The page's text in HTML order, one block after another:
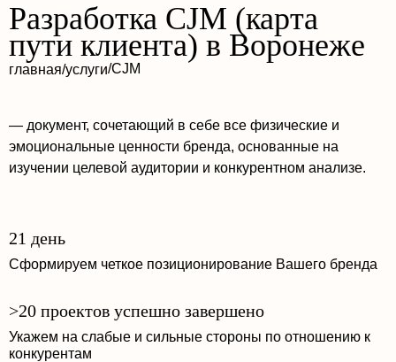
Разработка CJM (карта
пути клиента) в Воронеже
главная/услуги/CJM
— документ, сочетающий в себе все физические и
эмоциональные ценности бренда, основанные на
изучении целевой аудитории и конкурентном анализе.
21 день
Сформируем четкое позиционирование Вашего бренда
>20 проектов успешно завершено
Укажем на слабые и сильные стороны по отношению к
конкурентам